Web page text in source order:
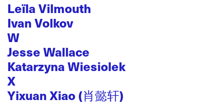
Leïla Vilmouth
Ivan Volkov
W
Jesse Wallace
Katarzyna Wiesiolek
X
Yixuan Xiao (肖懿轩)